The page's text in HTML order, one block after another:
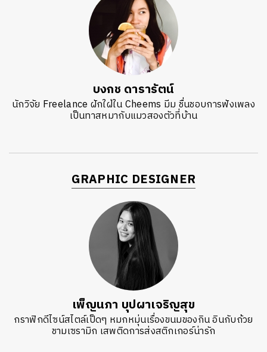
บงกช ดารารัตน์
นักวิจัย Freelance ฝักใฝ่ใน Cheems มีม ชื่นชอบการฟังเพลง
เป็นทาสหมากับแมวสองตัวที่บ้าน
GRAPHIC DESIGNER
เพ็ญนภา บุปผาเจริญสุข
กราฟิกดีไซน์สไตล์เป็ดๆ หมกหมุ่นเรื่องขนมของกิน อินกับถ้วย
ชามเซรามิก เสพติดการส่งสติกเกอร์น่ารัก